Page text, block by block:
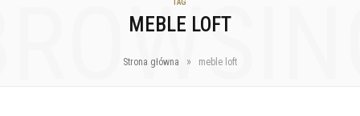
TAG
MEBLE LOFT
Strona główna » meble loft